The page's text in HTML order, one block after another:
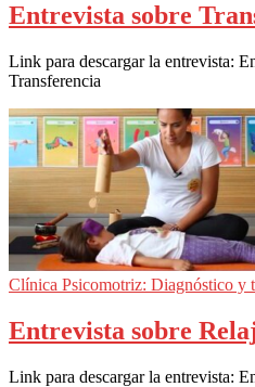
Entrevista sobre
Link para descargar la entrevista:
Transferencia
Clínica Psicomotriz: Diagnóstico y
Entrevista sobre
Link para descargar la entrevista: